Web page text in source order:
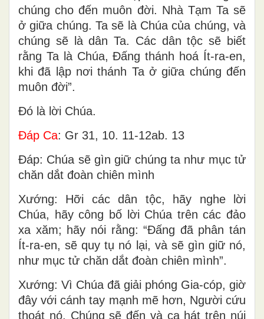
chúng cho đến muôn đời. Nhà Tạm Ta sẽ
ở giữa chúng. Ta sẽ là Chúa của chúng, và
chúng sẽ là dân Ta. Các dân tộc sẽ biết
rằng Ta là Chúa, Ðấng thánh hoá Ít-ra-en,
khi đã lập nơi thánh Ta ở giữa chúng đến
muôn đời”.
Ðó là lời Chúa.
Ðáp Ca: Gr 31, 10. 11-12ab. 13
Ðáp: Chúa sẽ gìn giữ chúng ta như mục tử
chăn dắt đoàn chiên mình
Xướng: Hỡi các dân tộc, hãy nghe lời
Chúa, hãy công bố lời Chúa trên các đảo
xa xăm; hãy nói rằng: “Ðấng đã phân tán
Ít-ra-en, sẽ quy tụ nó lại, và sẽ gìn giữ nó,
như mục tử chăn dắt đoàn chiên mình”.
Xướng: Vì Chúa đã giải phóng Gia-cóp, giờ
đây với cánh tay mạnh mẽ hơn, Người cứu
thoát nó. Chúng sẽ đến và ca hát trên núi